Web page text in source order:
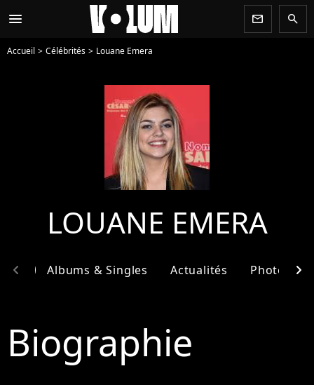
menu newsletter search
Accueil Célébrités Louane Emera
LOUANE EMERA
Albums & Singles Actualités Photos
chevron_left chevron_right
Biographie